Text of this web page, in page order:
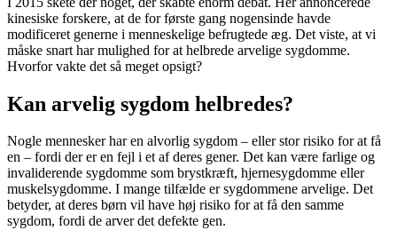
kinesiske forskere, at de for første gang nogensinde havde
modificeret generne i menneskelige befrugtede æg. Det viste, at vi
måske snart har mulighed for at helbrede arvelige sygdomme.
Hvorfor vakte det så meget opsigt?
Kan arvelig sygdom helbredes?
Nogle mennesker har en alvorlig sygdom – eller stor risiko for at få
en – fordi der er en fejl i et af deres gener. Det kan være farlige og
invaliderende sygdomme som brystkræft, hjernesygdomme eller
muskelsygdomme. I mange tilfælde er sygdommene arvelige. Det
betyder, at deres børn vil have høj risiko for at få den samme
sygdom, fordi de arver det defekte gen.